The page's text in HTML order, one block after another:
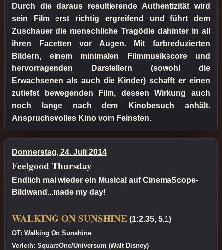
Durch die daraus resultierende Authentizität wird
sein Film erst richtig ergreifend und führt dem
Zuschauer die menschliche Tragödie dahinter in all
ihren Facetten vor Augen. Mit farbreduzierten
Bildern, einem minimalen Filmmusikscore und
hervorragenden Darstellern (sowohl die
Erwachsenen als auch die Kinder) schafft er einen
zutiefst bewegenden Film, dessen Wirkung auch
noch lange nach dem Kinobesuch anhält.
Anspruchsvolles Kino vom Feinsten.
Donnerstag, 24. Juli 2014
Feelgood Thursday
Endlich mal wieder ein Musical auf CinemaScope-
Bildwand...made my day!
WALKING ON SUNSHINE (1:2.35, 5.1)
OT: Walking On Sunshine
Verleih: SquareOne/Universum (Walt Disney)